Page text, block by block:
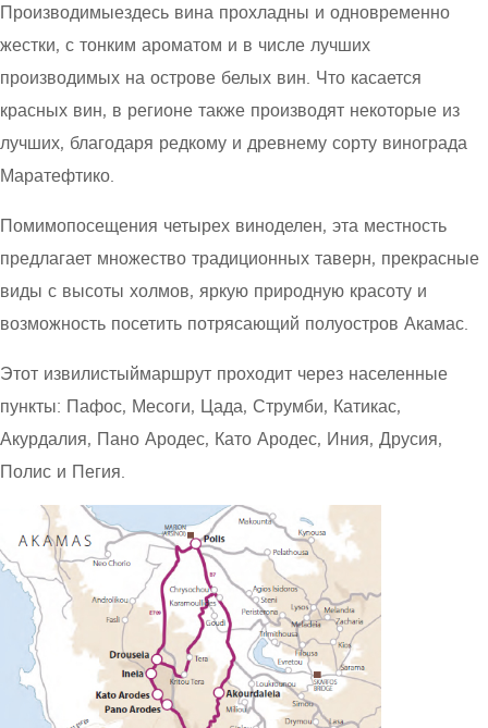
Производимыездесь вина прохладны и одновременно
жестки, с тонким ароматом и в числе лучших
производимых на острове белых вин. Что касается
красных вин, в регионе также производят некоторые из
лучших, благодаря редкому и древнему сорту винограда
Маратефтико.
Помимопосещения четырех виноделен, эта местность
предлагает множество традиционных таверн, прекрасные
виды с высоты холмов, яркую природную красоту и
возможность посетить потрясающий полуостров Акамас.
Этот извилистыймаршрут проходит через населенные
пункты: Пафос, Месоги, Цада, Струмби, Катикас,
Акурдалия, Пано Ародес, Като Ародес, Иния, Друсия,
Полис и Пегия.